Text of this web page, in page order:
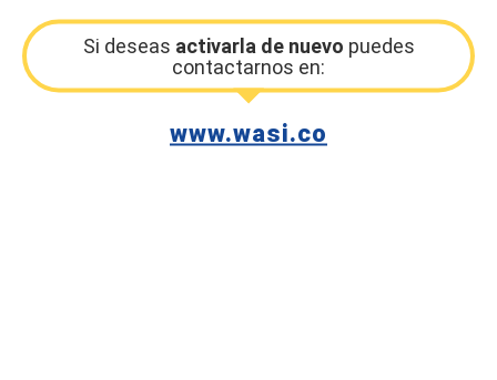
Si deseas activarla de nuevo puedes
contactarnos en:
www.wasi.co